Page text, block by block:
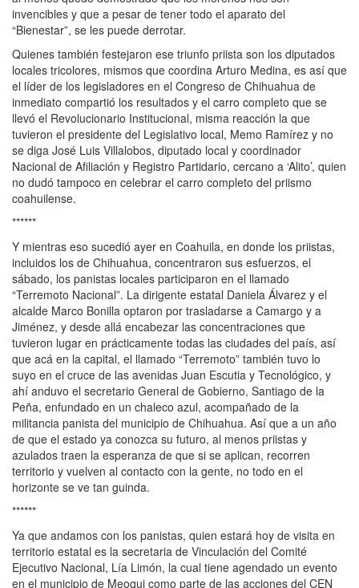
invencibles y que a pesar de tener todo el aparato del
“Bienestar”, se les puede derrotar.
Quienes también festejaron ese triunfo priista son los diputados
locales tricolores, mismos que coordina Arturo Medina, es así que
el líder de los legisladores en el Congreso de Chihuahua de
inmediato compartió los resultados y el carro completo que se
llevó el Revolucionario Institucional, misma reacción la que
tuvieron el presidente del Legislativo local, Memo Ramírez y no
se diga José Luis Villalobos, diputado local y coordinador
Nacional de Afiliación y Registro Partidario, cercano a ‘Alito’, quien
no dudó tampoco en celebrar el carro completo del priismo
coahuilense.
******
Y mientras eso sucedió ayer en Coahuila, en donde los priistas,
incluidos los de Chihuahua, concentraron sus esfuerzos, el
sábado, los panistas locales participaron en el llamado
“Terremoto Nacional”. La dirigente estatal Daniela Álvarez y el
alcalde Marco Bonilla optaron por trasladarse a Camargo y a
Jiménez, y desde allá encabezar las concentraciones que
tuvieron lugar en prácticamente todas las ciudades del país, así
que acá en la capital, el llamado “Terremoto” también tuvo lo
suyo en el cruce de las avenidas Juan Escutia y Tecnológico, y
ahí anduvo el secretario General de Gobierno, Santiago de la
Peña, enfundado en un chaleco azul, acompañado de la
militancia panista del municipio de Chihuahua. Así que a un año
de que el estado ya conozca su futuro, al menos priistas y
azulados traen la esperanza de que si se aplican, recorren
territorio y vuelven al contacto con la gente, no todo en el
horizonte se ve tan guinda.
******
Ya que andamos con los panistas, quien estará hoy de visita en
territorio estatal es la secretaria de Vinculación del Comité
Ejecutivo Nacional, Lía Limón, la cual tiene agendado un evento
en el municipio de Meoqui como parte de las acciones del CEN